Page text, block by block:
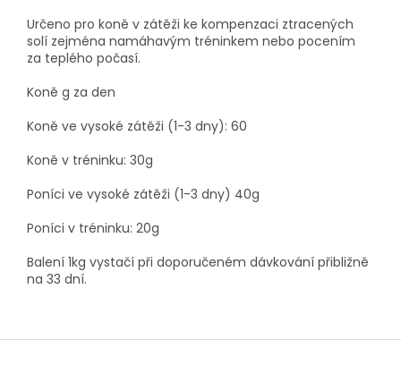
Určeno pro koně v zátěži ke kompenzaci ztracených
solí zejména namáhavým tréninkem nebo pocením
za teplého počasí.
Koně g za den
Koně ve vysoké zátěži (1-3 dny): 60
Koně v tréninku: 30g
Poníci ve vysoké zátěži (1-3 dny) 40g
Poníci v tréninku: 20g
Balení 1kg vystačí při doporučeném dávkování přibližně
na 33 dní.
Z